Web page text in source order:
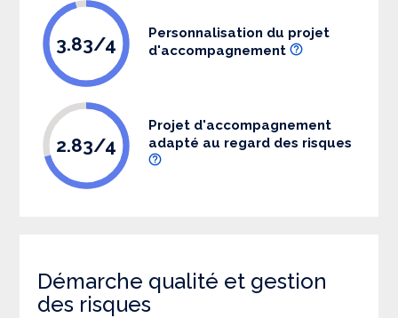
3.83/4
Personnalisation du projet
d'accompagnement
2.83/4
Projet d'accompagnement
adapté au regard des risques
Démarche qualité et gestion
des risques